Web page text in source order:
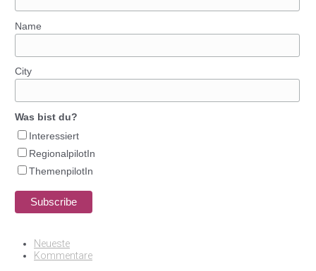
Name
City
Was bist du?
Interessiert
RegionalpilotIn
ThemenpilotIn
Neueste
Kommentare